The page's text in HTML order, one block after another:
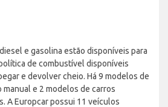
e gasolina estão disponíveis para
de combustível disponíveis
e devolver cheio. Há 9 modelos de
manual e 2 modelos de carros
A Europcar possui 11 veículos